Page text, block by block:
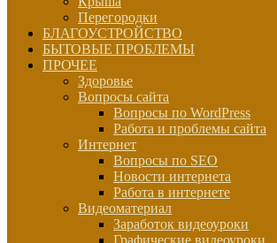
Перегородки
БЛАГОУСТРОЙСТВО
БЫТОВЫЕ ПРОБЛЕМЫ
ПРОЧЕЕ
Здоровье
Вопросы сайта
Вопросы по WordPress
Работа и проблемы сайта
Интернет
Вопросы по SEO
Новости интернета
Работа в интернете
Видеоматериал
Заработок видеоуроки
Графические видеоуроки